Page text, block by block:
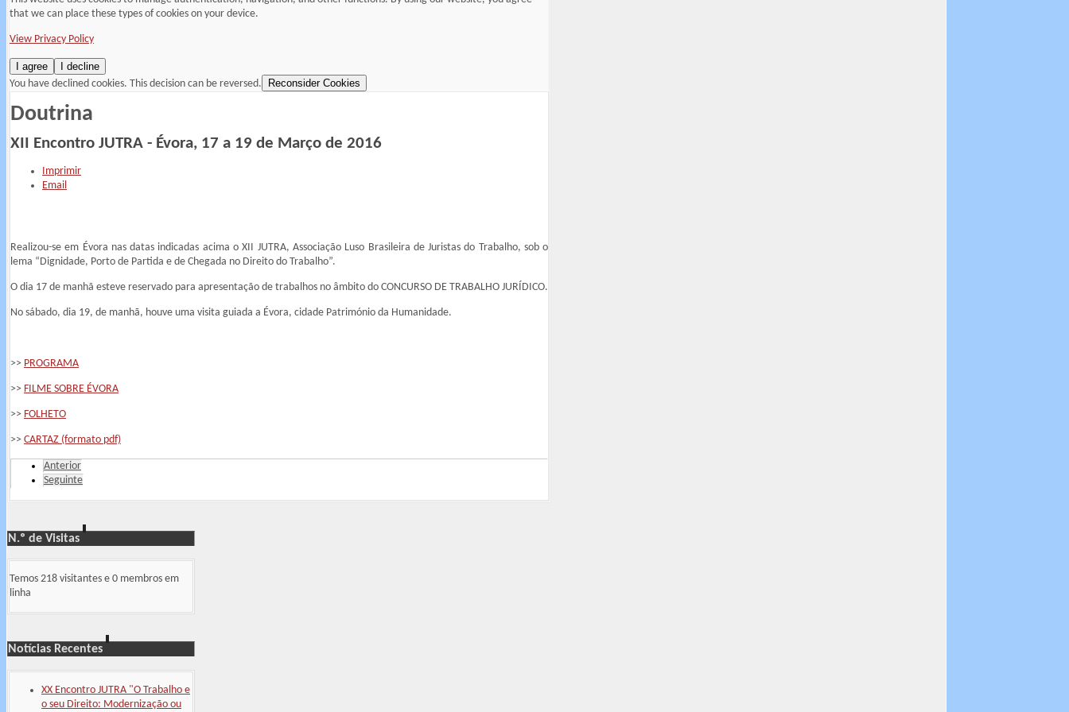
that we can place these types of cookies on your device.
View Privacy Policy
I agree
I decline
You have declined cookies. This decision can be reversed.
Reconsider Cookies
Doutrina
XII Encontro JUTRA - Évora, 17 a 19 de Março de 2016
Imprimir
Email
Realizou-se em Évora nas datas indicadas acima o XII JUTRA, Associação Luso Brasileira de Juristas do Trabalho, sob o
lema “Dignidade, Porto de Partida e de Chegada no Direito do Trabalho”.
O dia 17 de manhã esteve reservado para apresentação de trabalhos no âmbito do CONCURSO DE TRABALHO JURÍDICO.
No sábado, dia 19, de manhã, houve uma visita guiada a Évora, cidade Património da Humanidade.
>> PROGRAMA
>> FILME SOBRE ÉVORA
>> FOLHETO
>> CARTAZ (formato pdf)
Anterior
Seguinte
N.º de Visitas
Temos 218 visitantes e 0 membros em
linha
Notícias Recentes
XX Encontro JUTRA "O Trabalho e
o seu Direito: Modernização ou